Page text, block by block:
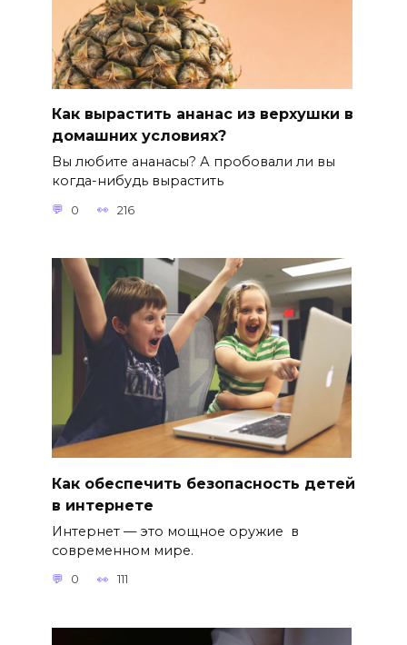
Как вырастить ананас из верхушки в
домашних условиях?
Вы любите ананасы? А пробовали ли вы
когда-нибудь вырастить
0 216
Как обеспечить безопасность детей
в интернете
Интернет — это мощное оружие в
современном мире.
0 111